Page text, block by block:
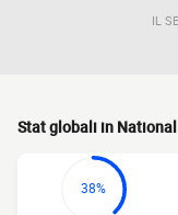
IL
Stat globali in
38%